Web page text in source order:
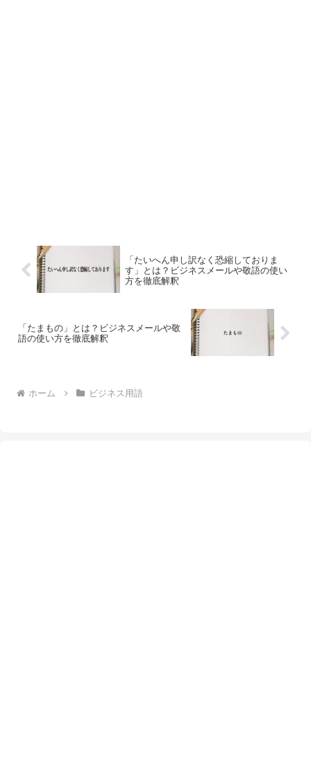
「たいへん申し訳なく恐縮しておりま
す」とは？ビジネスメールや敬語の使い
方を徹底解釈
「たまもの」とは？ビジネスメールや敬
語の使い方を徹底解釈
ホーム ビジネス用語